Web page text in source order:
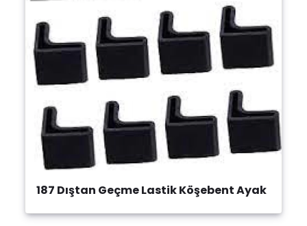
187 Dıştan Geçme Lastik Köşebent Ayak